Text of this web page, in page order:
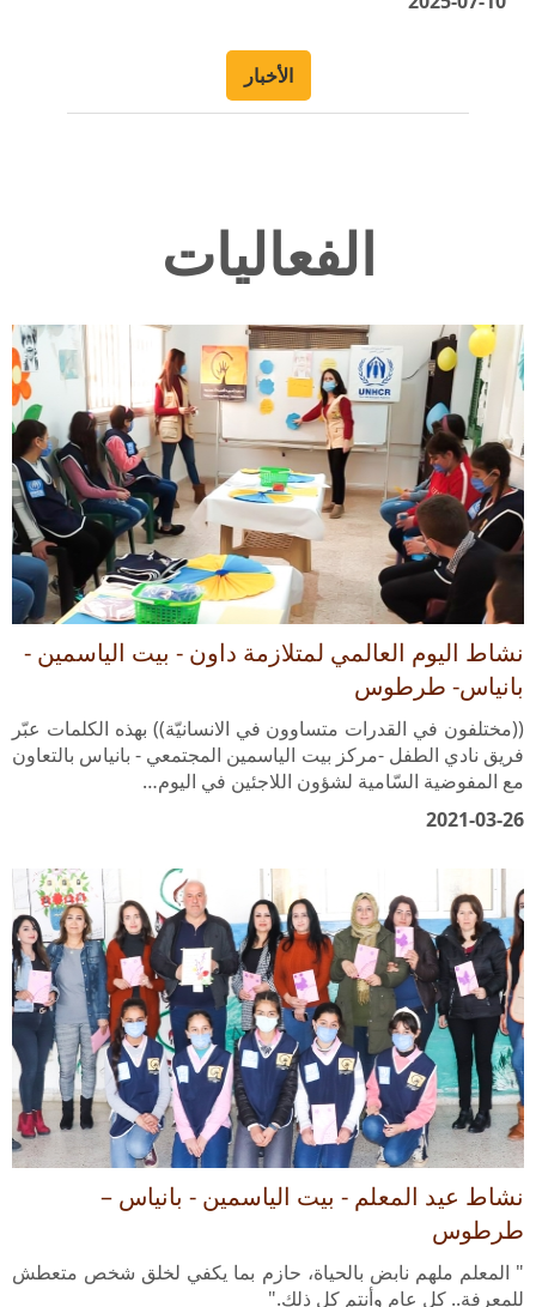
الفعاليات
نشاط اليوم العالمي لمتلازمة داون - بيت الياسمين -
بانياس- طرطوس
((مختلفون في القدرات متساوون في الانسانيّة)) بهذه الكلمات عبّر
فريق نادي الطفل -مركز بيت الياسمين المجتمعي - بانياس بالتعاون
مع المفوضية السّامية لشؤون اللاجئين في اليوم…
2021-03-26
نشاط عيد المعلم - بيت الياسمين - بانياس –
طرطوس
" المعلم ملهم نابض بالحياة، حازم بما يكفي لخلق شخص متعطش
للمعرفة.. كل عام وأنتم كل ذلك."
2021-03-24